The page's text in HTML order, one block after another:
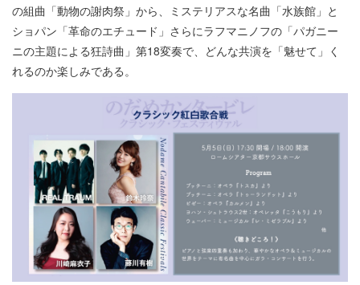
の組曲「動物の謝肉祭」から、ミステリアスな名曲「水族館」と
ショパン「革命のエチュード」さらにラフマニノフの「パガニー
ニの主題による狂詩曲」第18変奏で、どんな共演を「魅せて」く
れるのか楽しみである。